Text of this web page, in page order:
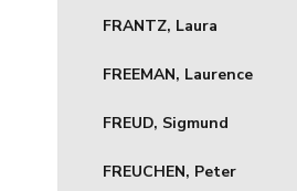
FRANTZ, Laura
FREEMAN, Laurence
FREUD, Sigmund
FREUCHEN, Peter